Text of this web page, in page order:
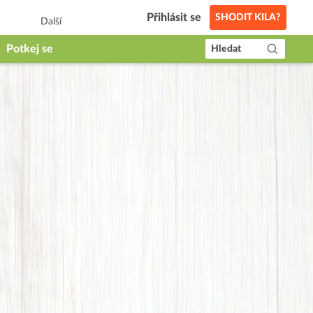
Další Přihlásit se SHODIT KILA?
Potkej se Hledat